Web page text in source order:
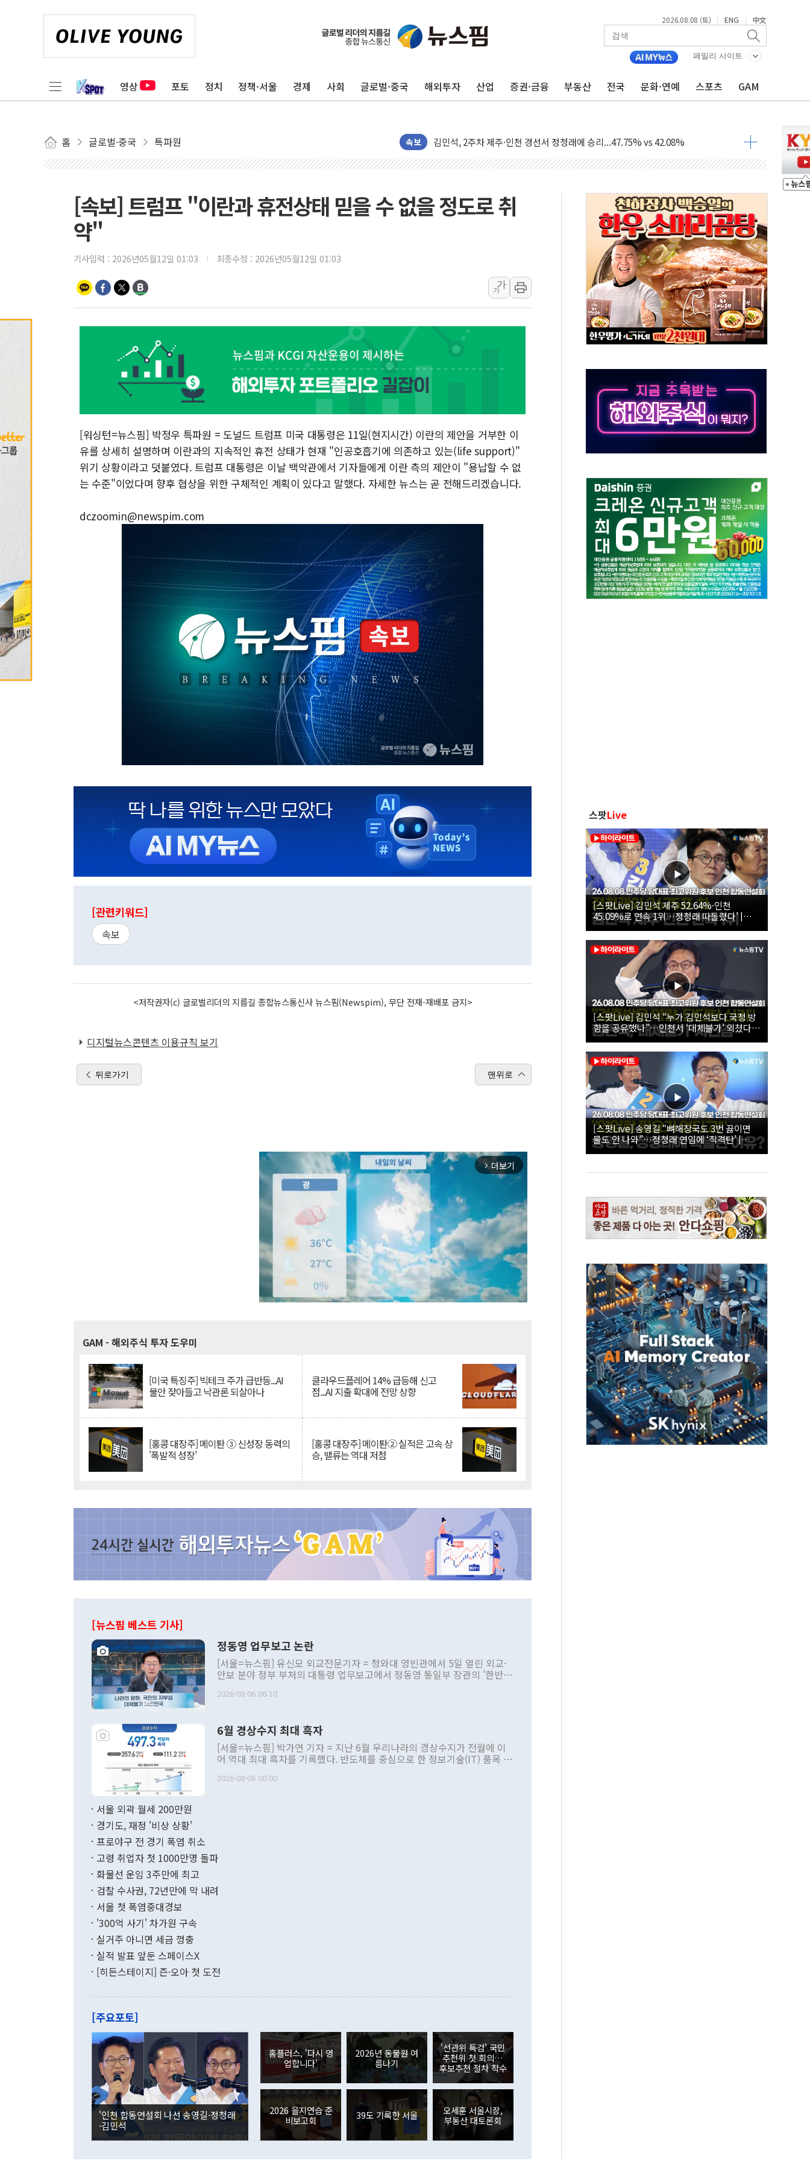
2026.08.08 (토) | ENG | 中文
패밀리 사이트
영상 포토 정치 정책·서울 경제 사회 글로벌·중국 해외투자 산업 증권·금융 부동산 전국 문화·연예 스포츠 GAM
홈 글로벌·중국 특파원 속보
[종합] 김민석, 정청래에 '0.86%p' 차 재역전 성공...金 45.42% vs 鄭 44.56%
김민석, 2주차 제주·인천 경선서 정청래에 승리...47.75% vs 42.08%
인사하는 김민석 당대표 후보
[속보] 민주, 인천 경선 결과 발표...김민석 45.09% 정청래 43.27% 송영길 11.63%
[속보] 민주, 제주 경선 결과 발표...김민석 52.64% 정청래 39.89% 송영길 7.47%
美, 이란전 출구전략 만지작…공습 한계·탄약 부족 현실화
강릉·동해·삼척 시간당 최대 50㎜ 폭우…강원 동해안 강한 비 이어져
폐기물 수거하다 참변…60대 환경미화원 수거차에 치여 사망
서울 중랑구 주택가서 흉기 난동…60대 남성 2명 숨져
李대통령 "결혼 때문에 손해 보는 일 없게"…'결혼 페널티' 22개 과제 손본다
여수 오동도 인근 해상서 모터보트 전복…1명 사망·1명 실종
추미애, '위안부' 피해자 기림의 날 참석..."국제적 시민 연대로 목소리 내야"
인천서 말다툼 중 어머니 흉기 살해 10대 아들 체포
'화합' 꺼낸 김민석에 '뻔뻔' 받아친 정청래…제주 연설서 신경전 고조
李대통령, ISA 개편 재검토 지시…與 "적극 환영"·野 "졸속 국정"
동해중부 전 해상 풍랑주의보…10일까지 최대 3.5m 높은 물결
[속보] 트럼프 "이란과 휴전상태 믿을 수 없을 정도로 취
약"
기사입력 : 2026년05월12일 01:03 최종수정 : 2026년05월12일 01:03
가
가
[워싱턴=뉴스핌] 박정우 특파원 = 도널드 트럼프 미국 대통령은 11일(현지시간) 이란의 제안을 거부한 이
유를 상세히 설명하며 이란과의 지속적인 휴전 상태가 현재 "인공호흡기에 의존하고 있는(life support)"
위기 상황이라고 덧붙였다. 트럼프 대통령은 이날 백악관에서 기자들에게 이란 측의 제안이 "용납할 수 없
는 수준"이었다며 향후 협상을 위한 구체적인 계획이 있다고 말했다. 자세한 뉴스는 곧 전해드리겠습니다.
dczoomin@newspim.com
[관련키워드]
속보
<저작권자(c) 글로벌리더의 지름길 종합뉴스통신사 뉴스핌(Newspim), 무단 전재-재배포 금지>
디지털뉴스콘텐츠 이용규칙 보기
뒤로가기 맨위로
arrow_forward_ios 더보기
GAM - 해외주식 투자 도우미
[미국 특징주] 빅테크 주가 급반등...AI
불안 잦아들고 낙관론 되살아나
클라우드플레어 14% 급등해 신고
점...AI 지출 확대에 전망 상향
[홍콩 대장주] 메이퇀 ③ 신성장 동력의
'폭발적 성장'
[홍콩 대장주] 메이퇀② 실적은 고속 상
승, 밸류는 역대 저점
[뉴스핌 베스트 기사]
정동영 업무보고 논란
[서울=뉴스핌] 유신모 외교전문기자 = 청와대 영빈관에서 5일 열린 외교·
안보 분야 정부 부처의 대통령 업무보고에서 정동영 통일부 장관의 '한반도
발언 중에는 정부 내 조율을 거치지 않은 사안을 정책으로 추진하겠다고 공
주의적 희망에 근거한 비현실적 구상'이라는 비판을 내놨다. 그동안 정 장
관의 대북 정책 관련 발언이 물의를 빚은 적은 여러 번 있지만 대통령과 유
관 부처 장관이 공개적으로 부정적 입장을 표명한 것은 이례적이다. 정 장
관의 무리한 대북 접근법과 월권을 제어해야 한다는 목소리도 높아지고 있
다. [정동영 통일부 장관이 지난달 23일 오후 서울 종로구 정부서울청사에
무너졌다고도 했다. 또 "현 시점에서 흘러간 선(先)비핵화만 되뇌는 것은
함께 4자 대화의 동력을 확보하기 위해 최선을 다할 것"이라고 말했다. 하
"우리의 선의대로 하는 게 과연 한반도의 평화와 안정에 플러스냐, 결론적
관은 업무보고 사후 브리핑에서 정 장관이 언급한 '4자 회담'에 대해 "이상
이 9월 러시아 블라디보스토크에서 열리는 '동방경제포럼(EEF)'을 언급하
며 "정부 차원에서 (참석을) 검토하고 있다"고 발언한 데 대해서도 조 장관
은 "그것은 외교부의 몫"이라며 "아직 거기까지 진도가 나가지 않았다"고
잘랐다. 정 장관이 이날 소개한 대북 구상과 설명은 정부 내 조율을 거치지
않았다는 점에서 문제가 있다. 특히 주적 표현 대체와 국호 사용, 9·19 군
사합의 복원, 4자회담 추진 등은 통일부 장관이 결정할 사안이 아니어서 월
권이라는 지적이 나오고 있다. 이 대통령은 정 장관의 업무보고를 듣고 난
뒤 "여기 업무보고에 발표했다고 승인난 건 아니다"라고 재차 확인했다. 정
부의 한 소식통은 "정 장관의 발언 내용은 대부분 국가안전보장회의(NSC)
를 거쳐 결정된 사안이 아닌 정 장관의 개인적 생각에 가깝다"며 "안보 관
련 부처 장관이 정부의 공식 정책이 아닌 사안을 추진하겠다고 업무보고를
하고 대통령의 면전에서 '국군통수권자가 나서야 한다'고 주장한 것은 심각
2026-08-06 06:10
6월 경상수지 최대 흑자
[서울=뉴스핌] 박가연 기자 = 지난 6월 우리나라의 경상수지가 전월에 이
어 역대 최대 흑자를 기록했다. 반도체를 중심으로 한 정보기술(IT) 품목 수
료=한국은행] 한국은행이 6일 발표한 '2026년 6월 국제수지(잠정)'에 따르
며 월간 기준 처음으로 1000억달러를 넘어섰다. 상품수입은 644억8000만
196.9% 급증했고 컴퓨터·주변기기(SSD)는 282.7% 증가했다. IT 품목
수출은 160.4% 늘었으며 비IT 품목도 ▲석유제품(47.5%) ▲화공품
기록했지만 지식재산권사용료수지는 전월 흑자에서 4억4000만달러 적자
로 전환됐다. 본원소득수지는 배당소득을 중심으로 32억7000만달러 흑자
는 배당수입이 늘어난 데다 전월 분기배당에 따른 기저효과로 배당지급이
였던 올해 3월(369억9000만달러)을 넘어선 것이다. 직접투자에서는 내국
인의 해외투자가 80억1000만달러, 외국인의 국내투자가 46억3000만달러
각각 증가했다. 증권투자에서는 외국인의 국내 주식 매도세가 이어졌다. 외
국인의 국내 주식 투자는 차익실현 매도 등의 영향으로 316억1000만달러
감소하며 전월(-310억5000만달러)에 이어 역대 최대 순매도 기록을 다시
경신했다. 외국인의 국내 채권투자는 세계국채지수(WGBI) 자금 유입에도
분기 말 만기도래 영향으로 증가 폭이 줄어든 52억9000만달러를 기록했
다. 내국인의 해외 증권투자는 주식을 중심으로 35억6000만달러 증가했
다. eoyn2@newspim.com
2026-08-06 08:00
서울 외곽 월세 200만원
경기도, 재정 '비상 상황'
프로야구 전 경기 폭염 취소
고령 취업자 첫 1000만명 돌파
화물선 운임 3주만에 최고
검찰 수사권, 72년만에 막 내려
서울 첫 폭염중대경보
'300억 사기' 차가원 구속
실거주 아니면 세금 껑충
실적 발표 앞둔 스페이스X
[히든스테이지] 즌·오아 첫 도전
[주요포토]
'인천 합동연설회 나선 송영길·정청래
·김민석
홈플러스, '다시 영
업합니다'
2026년 동물원 여
름나기
'선관위 특검' 국민
추천위 첫 회의…
후보추천 절차 착수
2026 을지연습 준
비보고회
39도 기록한 서울
오세훈 서울시장,
부동산 대토론회
스팟Live
[스팟Live] 김민석 제주 52.64%·인천
45.09%로 연속 1위…정청래 따돌렸다’ |
26.08.08 더불어민주당 당대표·최고위원 후
보 인천 합동연설회
[스팟Live] 김민석 “누가 김민석보다 국정 방
향을 공유했나”…인천서 ‘대체불가’ 외쳤다 |
26.08.08 더불어민주당 당대표·최고위원 후
보 인천 합동연설회
[스팟Live] 송영길 “뼈해장국도 3번 끓이면
물도 안 나와”…정청래 연임에 ‘직격탄’ |
26.08.08 더불어민주당 당대표·최고위원 후